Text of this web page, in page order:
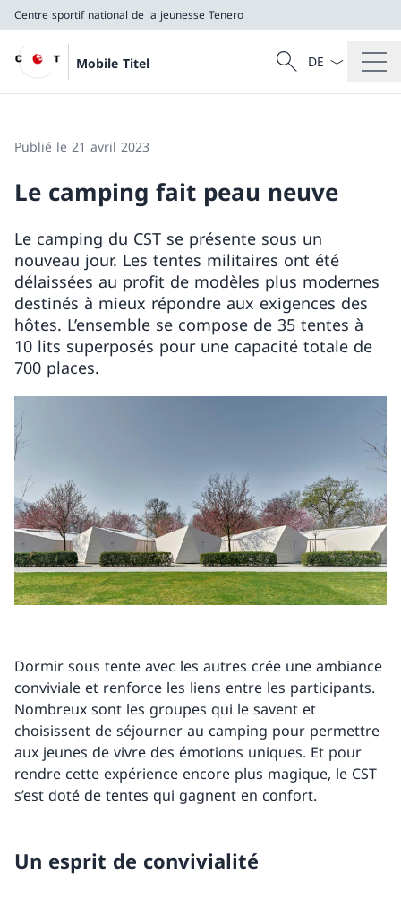
Centre sportif national de la jeunesse Tenero
Mobile Titel
Recherche
Recherche
La langue
Publié le 21 avril 2023
Le camping fait peau neuve
Le camping du CST se présente sous un
nouveau jour. Les tentes militaires ont été
délaissées au profit de modèles plus modernes
destinés à mieux répondre aux exigences des
hôtes. L’ensemble se compose de 35 tentes à
10 lits superposés pour une capacité totale de
700 places.
Dormir sous tente avec les autres crée une ambiance
conviviale et renforce les liens entre les participants.
Nombreux sont les groupes qui le savent et
choisissent de séjourner au camping pour permettre
aux jeunes de vivre des émotions uniques. Et pour
rendre cette expérience encore plus magique, le CST
s’est doté de tentes qui gagnent en confort.
Un esprit de convivialité